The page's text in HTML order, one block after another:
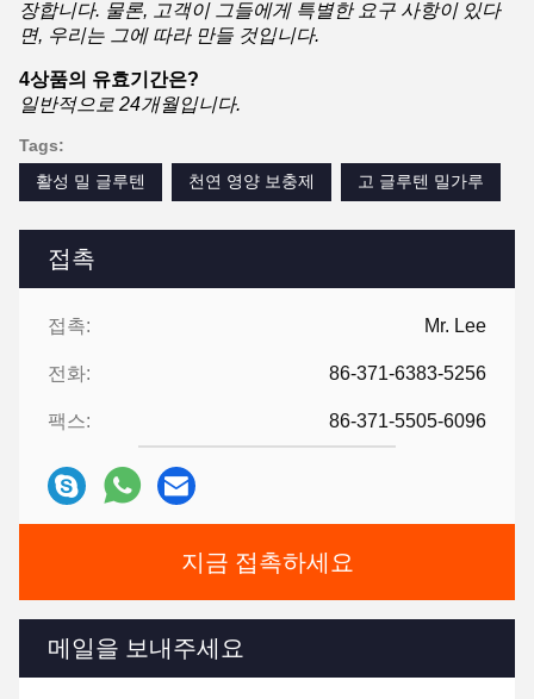
접촉
접촉: Mr. Lee
전화: 86-371-6383-5256
팩스: 86-371-5505-6096
지금 접촉하세요
메일을 보내주세요
장합니다. 물론, 고객이 그들에게 특별한 요구 사항이 있다
면, 우리는 그에 따라 만들 것입니다.
4상품의 유효기간은?
일반적으로 24개월입니다.
Tags:
활성 밀 글루텐
천연 영양 보충제 고 글루텐 밀가루